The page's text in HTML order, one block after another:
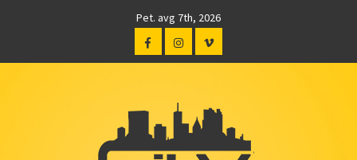
Pet. avg 7th, 2026